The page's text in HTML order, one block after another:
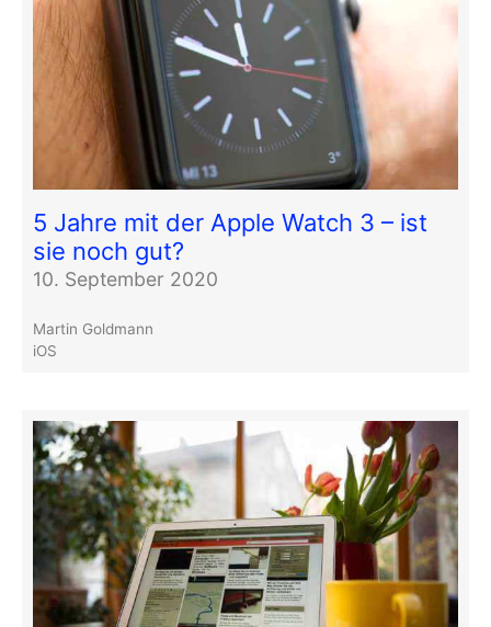
5 Jahre mit der Apple Watch 3 – ist
sie noch gut?
10. September 2020
Martin Goldmann
iOS